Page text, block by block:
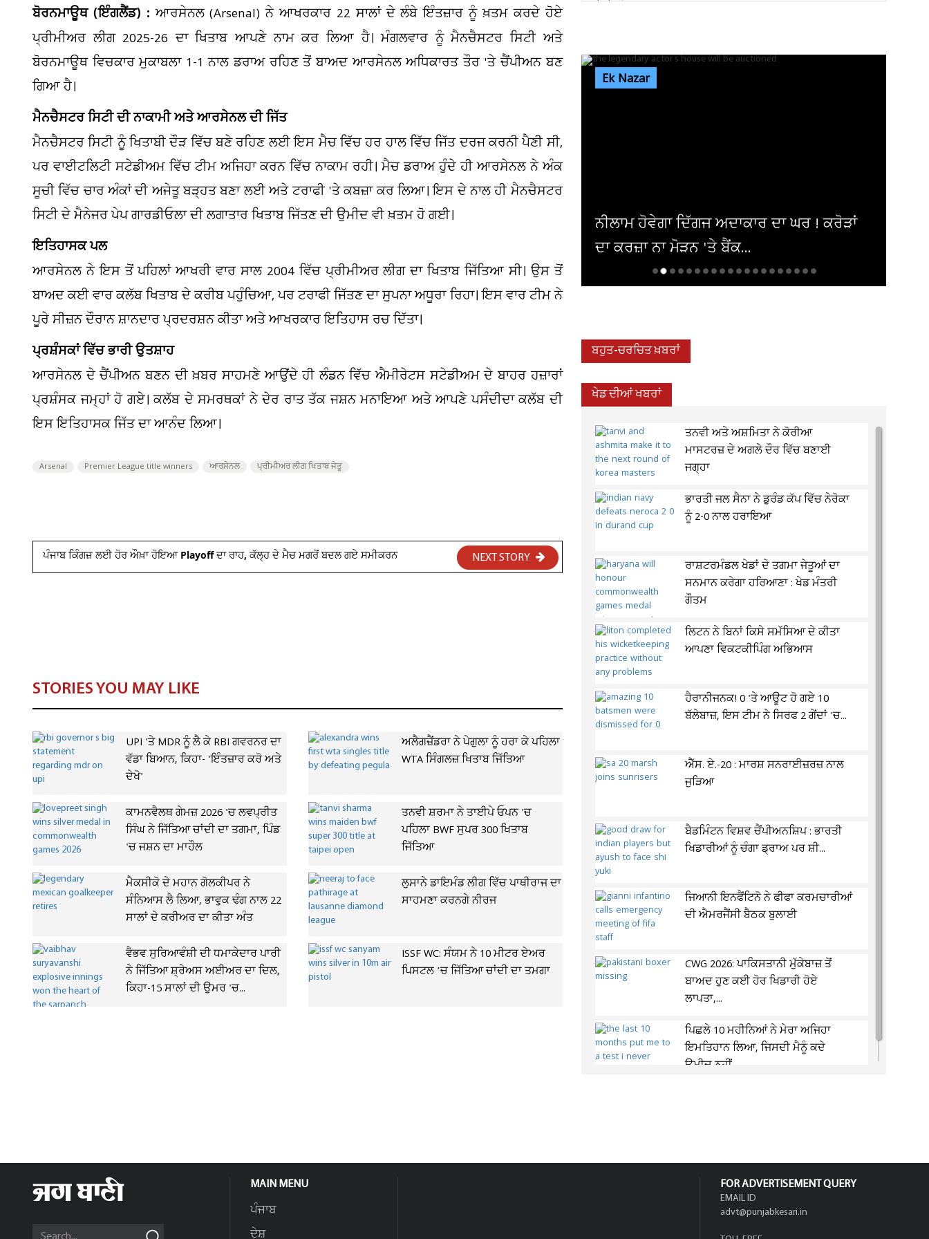
ਬੋਰਨਮਾਊਥ (ਇੰਗਲੈਂਡ) :ਆਰਸੇਨਲ (Arsenal) ਨੇ ਆਖਰਕਾਰ 22 ਸਾਲਾਂ ਦੇ ਲੰਬੇ ਇੰਤਜ਼ਾਰ ਨੂੰ ਖ਼ਤਮ ਕਰਦੇ ਹੋਏ
ਪ੍ਰੀਮੀਅਰ ਲੀਗ 2025-26 ਦਾ ਖਿਤਾਬ ਆਪਣੇ ਨਾਮ ਕਰ ਲਿਆ ਹੈ। ਮੰਗਲਵਾਰ ਨੂੰ ਮੈਨਚੈਸਟਰ ਸਿਟੀ ਅਤੇ
ਬੋਰਨਮਾਊਥ ਵਿਚਕਾਰ ਮੁਕਾਬਲਾ 1-1 ਨਾਲ ਡਰਾਅ ਰਹਿਣ ਤੋਂ ਬਾਅਦ ਆਰਸੇਨਲ ਅਧਿਕਾਰਤ ਤੌਰ 'ਤੇ ਚੈਂਪੀਅਨ ਬਣ
ਗਿਆ ਹੈ।
ਮੈਨਚੈਸਟਰ ਸਿਟੀ ਦੀ ਨਾਕਾਮੀ ਅਤੇ ਆਰਸੇਨਲ ਦੀ ਜਿੱਤ
ਮੈਨਚੈਸਟਰ ਸਿਟੀ ਨੂੰ ਖਿਤਾਬੀ ਦੌੜ ਵਿੱਚ ਬਣੇ ਰਹਿਣ ਲਈ ਇਸ ਮੈਚ ਵਿੱਚ ਹਰ ਹਾਲ ਵਿੱਚ ਜਿੱਤ ਦਰਜ ਕਰਨੀ ਪੈਣੀ ਸੀ,
ਪਰ ਵਾਈਟਲਿਟੀ ਸਟੇਡੀਅਮ ਵਿੱਚ ਟੀਮ ਅਜਿਹਾ ਕਰਨ ਵਿੱਚ ਨਾਕਾਮ ਰਹੀ। ਮੈਚ ਡਰਾਅ ਹੁੰਦੇ ਹੀ ਆਰਸੇਨਲ ਨੇ ਅੰਕ
ਸੂਚੀ ਵਿੱਚ ਚਾਰ ਅੰਕਾਂ ਦੀ ਅਜੇਤੂ ਬੜ੍ਹਤ ਬਣਾ ਲਈ ਅਤੇ ਟਰਾਫੀ 'ਤੇ ਕਬਜ਼ਾ ਕਰ ਲਿਆ। ਇਸ ਦੇ ਨਾਲ ਹੀ ਮੈਨਚੈਸਟਰ
ਸਿਟੀ ਦੇ ਮੈਨੇਜਰ ਪੇਪ ਗਾਰਡੀਓਲਾ ਦੀ ਲਗਾਤਾਰ ਖਿਤਾਬ ਜਿੱਤਣ ਦੀ ਉਮੀਦ ਵੀ ਖ਼ਤਮ ਹੋ ਗਈ।
ਇਤਿਹਾਸਕ ਪਲ
ਆਰਸੇਨਲ ਨੇ ਇਸ ਤੋਂ ਪਹਿਲਾਂ ਆਖਰੀ ਵਾਰ ਸਾਲ 2004 ਵਿੱਚ ਪ੍ਰੀਮੀਅਰ ਲੀਗ ਦਾ ਖਿਤਾਬ ਜਿੱਤਿਆ ਸੀ। ਉਸ ਤੋਂ
ਬਾਅਦ ਕਈ ਵਾਰ ਕਲੱਬ ਖਿਤਾਬ ਦੇ ਕਰੀਬ ਪਹੁੰਚਿਆ, ਪਰ ਟਰਾਫੀ ਜਿੱਤਣ ਦਾ ਸੁਪਨਾ ਅਧੂਰਾ ਰਿਹਾ। ਇਸ ਵਾਰ ਟੀਮ ਨੇ
ਪੂਰੇ ਸੀਜ਼ਨ ਦੌਰਾਨ ਸ਼ਾਨਦਾਰ ਪ੍ਰਦਰਸ਼ਨ ਕੀਤਾ ਅਤੇ ਆਖਰਕਾਰ ਇਤਿਹਾਸ ਰਚ ਦਿੱਤਾ।
ਪ੍ਰਸ਼ੰਸਕਾਂ ਵਿੱਚ ਭਾਰੀ ਉਤਸ਼ਾਹ
ਆਰਸੇਨਲ ਦੇ ਚੈਂਪੀਅਨ ਬਣਨ ਦੀ ਖ਼ਬਰ ਸਾਹਮਣੇ ਆਉਂਦੇ ਹੀ ਲੰਡਨ ਵਿੱਚ ਐਮੀਰੇਟਸ ਸਟੇਡੀਅਮ ਦੇ ਬਾਹਰ ਹਜ਼ਾਰਾਂ
ਪ੍ਰਸ਼ੰਸਕ ਜਮ੍ਹਾਂ ਹੋ ਗਏ। ਕਲੱਬ ਦੇ ਸਮਰਥਕਾਂ ਨੇ ਦੇਰ ਰਾਤ ਤੱਕ ਜਸ਼ਨ ਮਨਾਇਆ ਅਤੇ ਆਪਣੇ ਪਸੰਦੀਦਾ ਕਲੱਬ ਦੀ
ਇਸ ਇਤਿਹਾਸਕ ਜਿੱਤ ਦਾ ਆਨੰਦ ਲਿਆ।
Arsenal Premier League title winners ਆਰਸੇਨਲ ਪ੍ਰੀਮੀਅਰ ਲੀਗ ਖਿਤਾਬ ਜੇਤੂ
ਪੰਜਾਬ ਕਿੰਗਜ਼ ਲਈ ਹੋਰ ਔਖ਼ਾ ਹੋਇਆ Playoff ਦਾ ਰਾਹ, ਕੱਲ੍ਹ ਦੇ ਮੈਚ ਮਗਰੋਂ ਬਦਲ ਗਏ ਸਮੀਕਰਨ NEXT STORY
STORIES YOU MAY LIKE
UPI 'ਤੇ MDR ਨੂੰ ਲੈ ਕੇ RBI ਗਵਰਨਰ ਦਾ
ਵੱਡਾ ਬਿਆਨ, ਕਿਹਾ- 'ਇੰਤਜ਼ਾਰ ਕਰੋ ਅਤੇ
ਦੇਖੋ'
ਅਲੈਗਜ਼ੈਂਡਰਾ ਨੇ ਪੇਗੁਲਾ ਨੂੰ ਹਰਾ ਕੇ ਪਹਿਲਾ
WTA ਸਿੰਗਲਜ਼ ਖਿਤਾਬ ਜਿੱਤਿਆ
ਕਾਮਨਵੈਲਥ ਗੇਮਜ਼ 2026 'ਚ ਲਵਪ੍ਰੀਤ
ਸਿੰਘ ਨੇ ਜਿੱਤਿਆ ਚਾਂਦੀ ਦਾ ਤਗਮਾ, ਪਿੰਡ
'ਚ ਜਸ਼ਨ ਦਾ ਮਾਹੌਲ
ਤਨਵੀ ਸ਼ਰਮਾ ਨੇ ਤਾਈਪੇ ਓਪਨ 'ਚ
ਪਹਿਲਾ BWF ਸੁਪਰ 300 ਖਿਤਾਬ
ਜਿੱਤਿਆ
ਮੈਕਸੀਕੋ ਦੇ ਮਹਾਨ ਗੋਲਕੀਪਰ ਨੇ
ਸੰਨਿਆਸ ਲੈ ਲਿਆ, ਭਾਵੁਕ ਢੰਗ ਨਾਲ 22
ਸਾਲਾਂ ਦੇ ਕਰੀਅਰ ਦਾ ਕੀਤਾ ਅੰਤ
ਲੁਸਾਨੇ ਡਾਇਮੰਡ ਲੀਗ ਵਿੱਚ ਪਾਥੀਰਾਜ ਦਾ
ਸਾਹਮਣਾ ਕਰਨਗੇ ਨੀਰਜ
ਵੈਭਵ ਸੁਰਿਆਵੰਸ਼ੀ ਦੀ ਧਮਾਕੇਦਾਰ ਪਾਰੀ
ਨੇ ਜਿੱਤਿਆ ਸ਼੍ਰੇਅਸ ਅਈਅਰ ਦਾ ਦਿਲ,
ਕਿਹਾ-15 ਸਾਲਾਂ ਦੀ ਉਮਰ 'ਚ...
ISSF WC: ਸੰਯਮ ਨੇ 10 ਮੀਟਰ ਏਅਰ
ਪਿਸਟਲ ’ਚ ਜਿੱਤਿਆ ਚਾਂਦੀ ਦਾ ਤਮਗਾ
Ek Nazar
ਨੀਲਾਮ ਹੋਵੇਗਾ ਦਿੱਗਜ ਅਦਾਕਾਰ ਦਾ ਘਰ ! ਕਰੋੜਾਂ
ਦਾ ਕਰਜ਼ਾ ਨਾ ਮੋੜਨ 'ਤੇ ਬੈਂਕ...
ਬਹੁਤ-ਚਰਚਿਤ ਖ਼ਬਰਾਂ
ਖੇਡ ਦੀਆਂ ਖਬਰਾਂ
ਤਨਵੀ ਅਤੇ ਅਸ਼ਮਿਤਾ ਨੇ ਕੋਰੀਆ
ਮਾਸਟਰਜ਼ ਦੇ ਅਗਲੇ ਦੌਰ ਵਿੱਚ ਬਣਾਈ
ਜਗ੍ਹਾ
ਭਾਰਤੀ ਜਲ ਸੈਨਾ ਨੇ ਡੁਰੰਡ ਕੱਪ ਵਿੱਚ ਨੇਰੋਕਾ
ਨੂੰ 2-0 ਨਾਲ ਹਰਾਇਆ
ਰਾਸ਼ਟਰਮੰਡਲ ਖੇਡਾਂ ਦੇ ਤਗਮਾ ਜੇਤੂਆਂ ਦਾ
ਸਨਮਾਨ ਕਰੇਗਾ ਹਰਿਆਣਾ : ਖੇਡ ਮੰਤਰੀ
ਗੌਤਮ
ਲਿਟਨ ਨੇ ਬਿਨਾਂ ਕਿਸੇ ਸਮੱਸਿਆ ਦੇ ਕੀਤਾ
ਆਪਣਾ ਵਿਕਟਕੀਪਿੰਗ ਅਭਿਆਸ
ਹੈਰਾਨੀਜਨਕ! 0 'ਤੇ ਆਊਟ ਹੋ ਗਏ 10
ਬੱਲੇਬਾਜ਼, ਇਸ ਟੀਮ ਨੇ ਸਿਰਫ 2 ਗੇਂਦਾਂ 'ਚ...
ਐੱਸ. ਏ.-20 : ਮਾਰਸ਼ ਸਨਰਾਈਜ਼ਰਜ਼ ਨਾਲ
ਜੁੜਿਆ
ਬੈਡਮਿੰਟਨ ਵਿਸ਼ਵ ਚੈਂਪੀਅਨਸ਼ਿਪ : ਭਾਰਤੀ
ਖਿਡਾਰੀਆਂ ਨੂੰ ਚੰਗਾ ਡ੍ਰਾਅ ਪਰ ਸ਼ੀ...
ਜਿਆਨੀ ਇਨਫੈਂਟਿਨੋ ਨੇ ਫੀਫਾ ਕਰਮਚਾਰੀਆਂ
ਦੀ ਐਮਰਜੈਂਸੀ ਬੈਠਕ ਬੁਲਾਈ
CWG 2026: ਪਾਕਿਸਤਾਨੀ ਮੁੱਕੇਬਾਜ਼ ਤੋਂ
ਬਾਅਦ ਹੁਣ ਕਈ ਹੋਰ ਖਿਡਾਰੀ ਹੋਏ
ਲਾਪਤਾ,...
ਪਿਛਲੇ 10 ਮਹੀਨਿਆਂ ਨੇ ਮੇਰਾ ਅਜਿਹਾ
ਇਮਤਿਹਾਨ ਲਿਆ, ਜਿਸਦੀ ਮੈਨੂੰ ਕਦੇ
ਉਮੀਦ ਨਹੀਂ...
MAIN MENU
ਪੰਜਾਬ
ਦੇਸ਼
FOR ADVERTISEMENT QUERY
EMAIL ID
advt@punjabkesari.in